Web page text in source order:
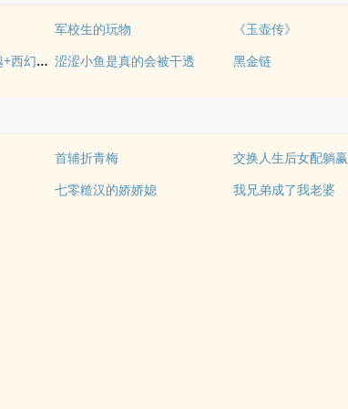
军校生的玩物 《玉壶传》
《落入彩虹国度》穿越+西幻+言情 涩涩小鱼是真的会被干透 黑金链
首辅折青梅
交换人生后女配躺
七零糙汉的娇娇媳 我兄弟成了我老婆